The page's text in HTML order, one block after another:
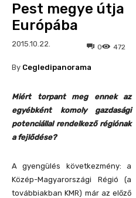
Pest megye útja
Európába
2015.10.22. 472
0
By Cegledipanorama
Miért torpant meg ennek az
egyébként komoly gazdasági
potenciállal rendelkező régiónak
a fejlődése?
A gyengülés következmény: a
Közép-Magyarországi Régió (a
továbbiakban KMR) már az előző